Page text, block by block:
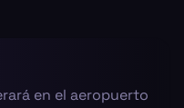
en el aeropuerto